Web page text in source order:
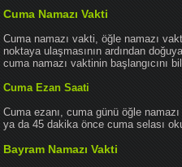
Cuma Namazı Vakti
Cuma namazı vakti, öğle namazı
noktaya ulaşmasının ardından
cuma namazı vaktinin başlangıcını
Cuma Ezan Saati
Cuma ezanı, cuma günü öğle
ya da 45 dakika önce cuma selası
Bayram Namazı Vakti